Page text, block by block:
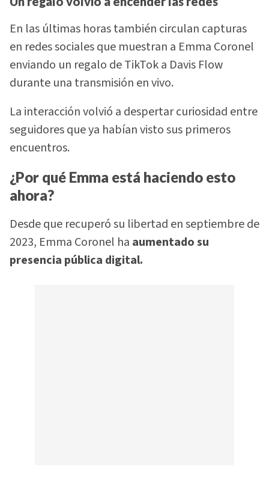
En las últimas horas también circulan capturas
en redes sociales que muestran a Emma Coronel
enviando un regalo de TikTok a Davis Flow
durante una transmisión en vivo.
La interacción volvió a despertar curiosidad entre
seguidores que ya habían visto sus primeros
encuentros.
¿Por qué Emma está haciendo esto
ahora?
Desde que recuperó su libertad en septiembre de
2023, Emma Coronel ha aumentado su
presencia pública digital.